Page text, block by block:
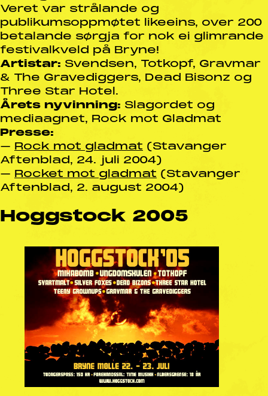
Veret var strålande og
publikumsoppmøtet likeeins, over 200
betalande sørgja for nok ei glimrande
festivalkveld på Bryne!
Artistar: Svendsen, Totkopf, Gravmar
& The Gravediggers, Dead Bisonz og
Three Star Hotel.
Årets nyvinning: Slagordet og
mediaagnet, Rock mot Gladmat
Presse:
– Rock mot gladmat (Stavanger
Aftenblad, 24. juli 2004)
– Rocket mot gladmat (Stavanger
Aftenblad, 2. august 2004)
Hoggstock 2005